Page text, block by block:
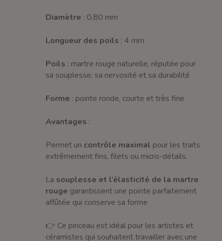
Diamètre : 0,80 mm
Longueur des poils : 4 mm
Poils : martre rouge naturelle, réputée pour
sa souplesse, sa nervosité et sa durabilité
Forme : pointe ronde, courte et très fine
Avantages :
Permet un contrôle maximal pour les traits
extrêmement fins, filets ou micro-détails.
La souplesse et l’élasticité de la martre
rouge garantissent une pointe parfaitement
affûtée qui conserve sa forme
👉 Ce pinceau est idéal pour les artistes et
céramistes qui souhaitent travailler avec une